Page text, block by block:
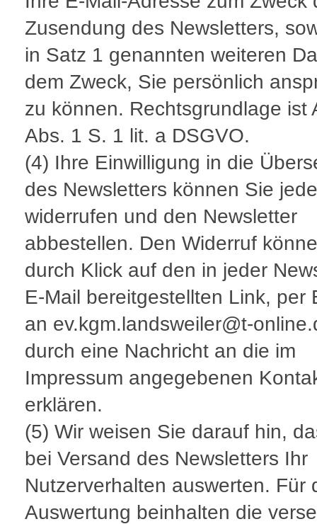
Zusendung des Newsletters,
in Satz 1 genannten weiteren
dem Zweck, Sie persönlich
zu können. Rechtsgrundlage ist
Abs. 1 S. 1 lit. a DSGVO.
(4) Ihre Einwilligung in die
des Newsletters können Sie
widerrufen und den Newsletter
abbestellen. Den Widerruf
durch Klick auf den in jeder
E-Mail bereitgestellten Link, per
an ev.kgm.landsweiler@t-
durch eine Nachricht an die im
Impressum angegebenen
erklären.
(5) Wir weisen Sie darauf hin,
bei Versand des Newsletters Ihr
Nutzerverhalten auswerten. Für
Auswertung beinhalten die